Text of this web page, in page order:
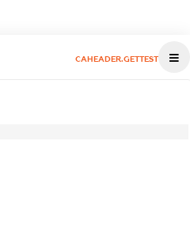
CAHEADER.GETTEST